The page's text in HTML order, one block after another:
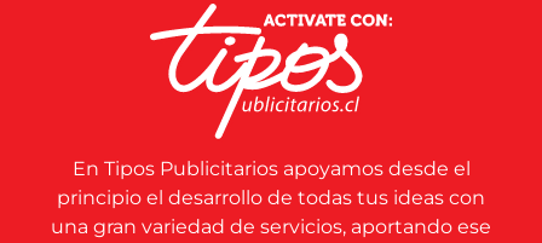
En Tipos Publicitarios apoyamos desde el
principio el desarrollo de todas tus ideas con
una gran variedad de servicios, aportando ese